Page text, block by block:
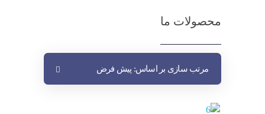
محصولات ما
مرتب سازی بر اساس: پیش فرض